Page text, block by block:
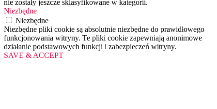
nie zostały jeszcze sklasyfikowane w kategorii.
Niezbędne
Niezbędne
Niezbędne pliki cookie są absolutnie niezbędne do prawidłowego
funkcjonowania witryny. Te pliki cookie zapewniają anonimowe
działanie podstawowych funkcji i zabezpieczeń witryny.
SAVE & ACCEPT